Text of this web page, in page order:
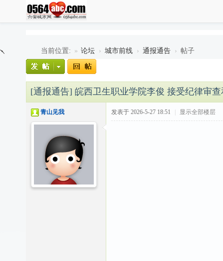
当前位置: » 论坛 › 城市前线 › 通报通告 › 帖子
[通报通告] 皖西卫生职业学院李俊 接受纪律审查
青山见我 发表于 2026-5-27 18:51 显示全部楼层